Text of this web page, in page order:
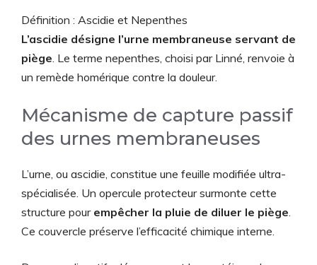
Définition : Ascidie et Nepenthes
L’ascidie désigne l’urne membraneuse servant de
piège. Le terme nepenthes, choisi par Linné, renvoie à
un remède homérique contre la douleur.
Mécanisme de capture passif
des urnes membraneuses
L’urne, ou ascidie, constitue une feuille modifiée ultra-
spécialisée. Un opercule protecteur surmonte cette
structure pour empêcher la pluie de diluer le piège.
Ce couvercle préserve l’efficacité chimique interne.